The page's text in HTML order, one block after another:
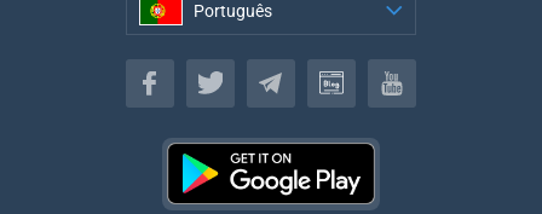
Português
Português